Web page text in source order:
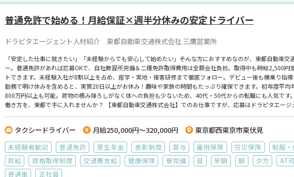
普通免許で始める！月給保証×週半分休みの安定ドライバー
ドラピタエージェント人材紹介 東都自動車交通株式会社 三鷹営業所
「安定した仕事に就きたい」「未経験からでも安心して始めたい」――そんな方におすすめなのが、東都自動車
ー。普通免許があれば応募OKで、自社教習所完備＆二種免許取得費用は全額会社負担。取得中も時給2,500円
トできます。未経験入社が8割以上を占め、座学・実地・接客研修まで徹底フォロー。デビュー後も横乗り指
勤務で明け休みを含めると、実質20日以上がお休み！趣味や家族の時間もたっぷり確保できます。初年度平均
800万円以上も可能。荷物の積み降ろしがなく体への負担も少ないため、40代・50代からの転職にも人気で
働き方を、東都で手に入れませんか？ 【東都自動車交通株式会社】でのお仕事ですが、応募はドラピタエージェントを通じてのご紹介になり
タクシードライバー 月給250,000円～320,000円 東京都西東京市東伏見
未経験者歓迎 普通免許 厚生年金 表彰制度 賞与 雇用保険 労災保険 制服
昇給
資格取得制度 交通費支給 健康保険 寮完備 昼 早朝 朝 夕方 AT可
普通車
正社員